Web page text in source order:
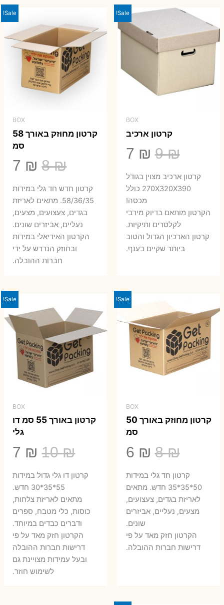
29 ₪.
23 ₪.
Sale!
BOX
קרטון ארכיב
9₪
המחיר
המקורי
היה:
9 ₪.
7 ₪
הנוכחי
הוא:
קרטון ארכיב מצוין בגודל
270X320X390 כולל
מכסה!
הקרטון מותאם בדיוק מירבי
לקלסרים ותיקיות.
קרטון הארכיון הגדול והטוב
ביותר שקיים בענף.
Sale!
BOX
קרטון מחוזק באורך 58
סמ
8₪
היה:
8 ₪.
7 ₪
7 ₪.
קרטון חדש חד גלי במידות
58/36/35. מתאים לאריזת
בגדים, צעצועים, מצעים,
נעליים, אביזרים שונים.
הקרטון האידיאלי במידות
ובחוזק הנדרש על ידי
חברות ההובלה.
Sale!
BOX
קרטון מחוזק באורך 50
סמ
8₪
המחיר
המקורי
היה:
8 ₪.
6 ₪
הנוכחיקרטון חד גלי במידות
50*35*35 חדש. מתאים
לאריזת בגדים, צעצועים,
מצעים, נעליים, אביזרים
שונים.
הקרטון חזק מאד על פי
דרישות חברות ההובלה.
Sale!
BOX
קרטון באורך 55 סמ דו
גלי
10₪
היה:
10 ₪.
7 ₪
7 ₪.
קרטון דו גלי גדול במידות
55*35*30 חדש.
מתאים לאריזת צלחות,
כוסות, כלי מטבח, ספרים
ודברים כבדים במיוחד.
הקרטון חזק מאד על פי
דרישות חברות ההובלה
ובעל עמידות מצויינת גם
לשימוש חוזר.